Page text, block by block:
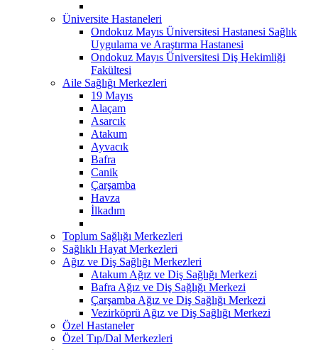
Üniversite Hastaneleri
Ondokuz Mayıs Üniversitesi Hastanesi Sağlık
Uygulama ve Araştırma Hastanesi
Ondokuz Mayıs Üniversitesi Diş Hekimliği
Fakültesi
Aile Sağlığı Merkezleri
19 Mayıs
Alaçam
Asarcık
Atakum
Ayvacık
Bafra
Canik
Çarşamba
Havza
İlkadım
Toplum Sağlığı Merkezleri
Sağlıklı Hayat Merkezleri
Ağız ve Diş Sağlığı Merkezleri
Atakum Ağız ve Diş Sağlığı Merkezi
Bafra Ağız ve Diş Sağlığı Merkezi
Çarşamba Ağız ve Diş Sağlığı Merkezi
Vezirköprü Ağız ve Diş Sağlığı Merkezi
Özel Hastaneler
Özel Tıp/Dal Merkezleri